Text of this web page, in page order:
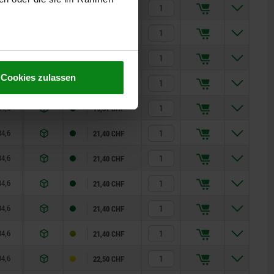
Cookies zulassen
34,6 16,6 26,8
16,6 31,8 11
19,37 CHF
16,6 36,8 11
21,40 CHF
16,6 41,8 11
21,40 CHF
16,6 46,8 11
21,40 CHF
16,6 51,8 11
21,40 CHF
16,6 56,8 11
21,40 CHF
16,6 66,8 11
22,50 CHF